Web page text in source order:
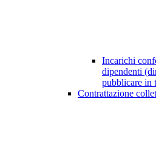
Incarichi
dipendenti
pubblicare in
Contrattazione